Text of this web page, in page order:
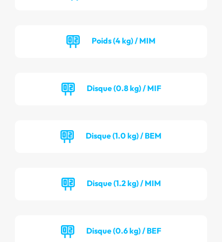
Poids (4 kg) / MIM
Disque (0.8 kg) / MIF
Disque (1.0 kg) / BEM
Disque (1.2 kg) / MIM
Disque (0.6 kg) / BEF